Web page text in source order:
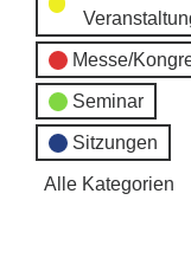
Messe/
Seminar
Sitzungen
Alle Kategorien